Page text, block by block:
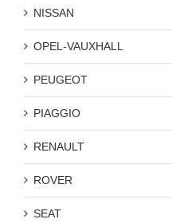
NISSAN
OPEL-VAUXHALL
PEUGEOT
PIAGGIO
RENAULT
ROVER
SEAT